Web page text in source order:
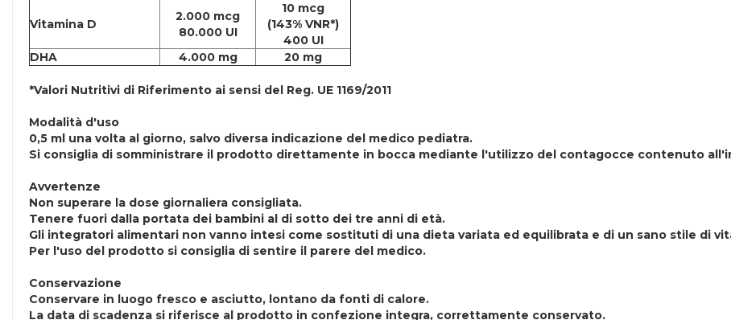
Vitamina D
2.000 mcg
80.000 UI
10 mcg
(143% VNR*)
400 UI
DHA
4.000 mg 20 mg
*Valori Nutritivi di Riferimento ai sensi del Reg. UE 1169/2011
Modalità d'uso
0,5 ml una volta al giorno, salvo diversa indicazione del medico pediatra.
Si consiglia di somministrare il prodotto direttamente in bocca mediante l'utilizzo del contagocce contenuto
Avvertenze
Non superare la dose giornaliera consigliata.
Tenere fuori dalla portata dei bambini al di sotto dei tre anni di età.
Gli integratori alimentari non vanno intesi come sostituti di una dieta variata ed equilibrata e di un sano stile di
Per l'uso del prodotto si consiglia di sentire il parere del medico.
Conservazione
Conservare in luogo fresco e asciutto, lontano da fonti di calore.
La data di scadenza si riferisce al prodotto in confezione integra, correttamente conservato.